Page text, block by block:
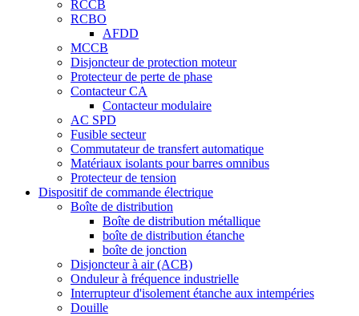
RCCB
RCBO
AFDD
MCCB
Disjoncteur de protection moteur
Protecteur de perte de phase
Contacteur CA
Contacteur modulaire
AC SPD
Fusible secteur
Commutateur de transfert automatique
Matériaux isolants pour barres omnibus
Protecteur de tension
Dispositif de commande électrique
Boîte de distribution
Boîte de distribution métallique
boîte de distribution étanche
boîte de jonction
Disjoncteur à air (ACB)
Onduleur à fréquence industrielle
Interrupteur d'isolement étanche aux intempéries
Douille